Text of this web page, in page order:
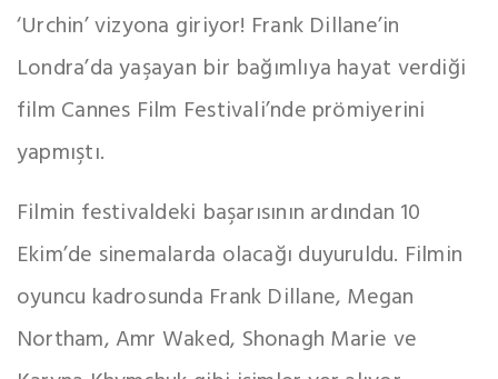
‘Urchin’ vizyona giriyor! Frank Dillane’in
Londra’da yaşayan bir bağımlıya hayat verdiği
film Cannes Film Festivali’nde prömiyerini
yapmıştı.
Filmin festivaldeki başarısının ardından 10
Ekim’de sinemalarda olacağı duyuruldu. Filmin
oyuncu kadrosunda Frank Dillane, Megan
Northam, Amr Waked, Shonagh Marie ve